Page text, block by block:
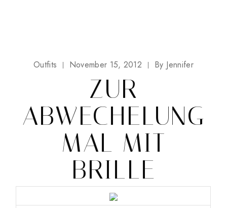
Outfits November 15, 2012 By Jennifer
ZUR
ABWECHELUNG
MAL MIT
BRILLE